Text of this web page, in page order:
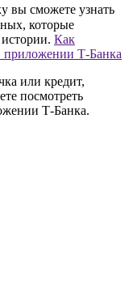
вы сможете узнать
которые
Как
приложении Т‑Банка
или кредит,
посмотреть
Т‑Банка.